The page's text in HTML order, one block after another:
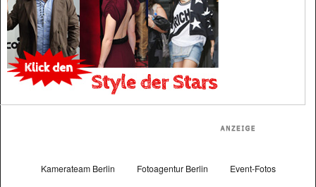
Kamerateam Berlin Fotoagentur Berlin Event-Fotos